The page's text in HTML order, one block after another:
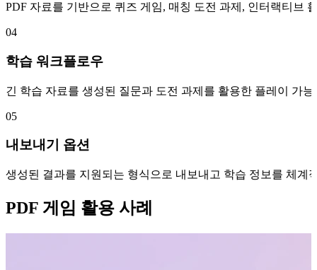
PDF 자료를 기반으로 퀴즈 게임, 매칭 도전 과제, 인터랙티브
04
학습 워크플로우
긴 학습 자료를 생성된 질문과 도전 과제를 활용한 플레이 가
05
내보내기 옵션
생성된 결과를 지원되는 형식으로 내보내고 학습 정보를 체계
PDF 게임 활용 사례